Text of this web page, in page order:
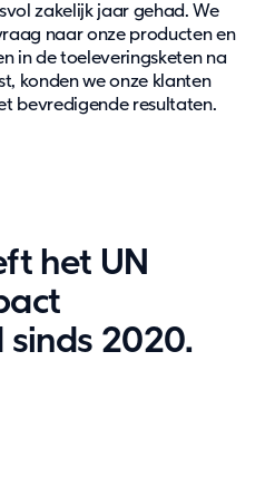
zakelijk jaar gehad. We
naar onze producten en
in de toeleveringsketen na
konden we onze klanten
bevredigende resultaten.
het UN
2020.